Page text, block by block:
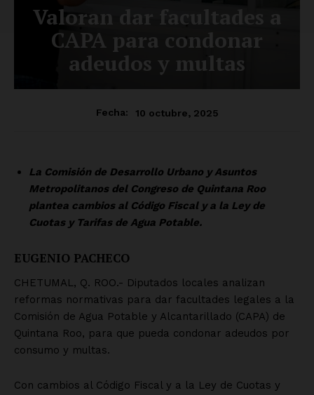
Valoran dar facultades a
CAPA para condonar
adeudos y multas
Fecha: 10 octubre, 2025
La Comisión de Desarrollo Urbano y Asuntos
Metropolitanos del Congreso de Quintana Roo
plantea cambios al Código Fiscal y a la Ley de
Cuotas y Tarifas de Agua Potable.
EUGENIO PACHECO
CHETUMAL, Q. ROO.- Diputados locales analizan
reformas normativas para dar facultades legales a la
Comisión de Agua Potable y Alcantarillado (CAPA) de
Quintana Roo, para que pueda condonar adeudos por
consumo y multas.
Con cambios al Código Fiscal y a la Ley de Cuotas y